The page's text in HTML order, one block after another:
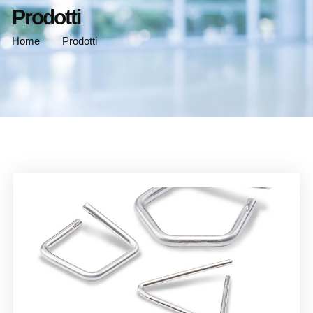
Prodotti
Home Prodotti